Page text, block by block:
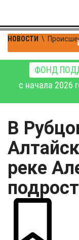
НОВОСТИ \
ФОНД
с начала 2026
В
реке